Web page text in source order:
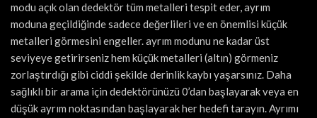
modu açık olan dedektör tüm metalleri tespit eder, ayrım
moduna geçildiğinde sadece değerlileri ve en önemlisi küçük
metalleri görmesini engeller. ayrım modunu ne kadar üst
seviyeye getirirseniz hem küçük metalleri (altın) görmeniz
zorlaştırdığı gibi ciddi şekilde derinlik kaybı yaşarsınız. Daha
sağlıklı bir arama için dedektörünüzü 0’dan başlayarak veya en
düşük ayrım noktasından başlayarak her hedefi tarayın. Ayrımı